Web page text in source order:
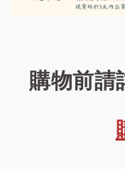
購物前